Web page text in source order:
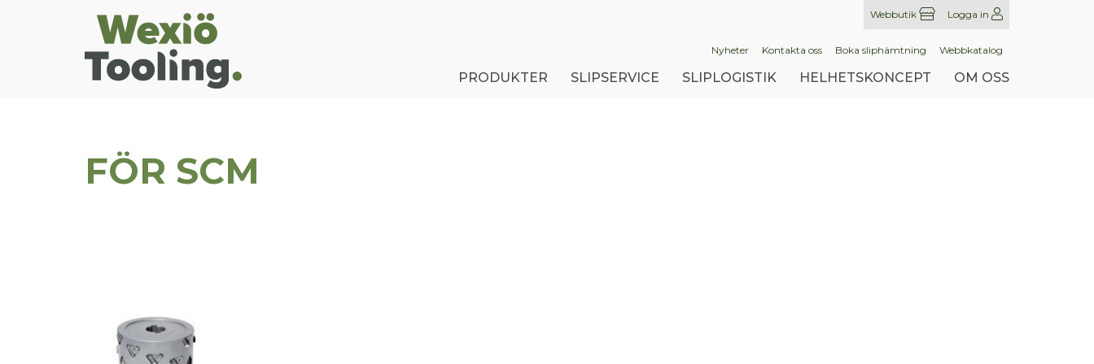
Webbutik Logga in
Nyheter Kontakta oss Boka sliphämtning Webbkatalog
PRODUKTER SLIPSERVICE SLIPLOGISTIK HELHETSKONCEPT OM OSS
FÖR SCM